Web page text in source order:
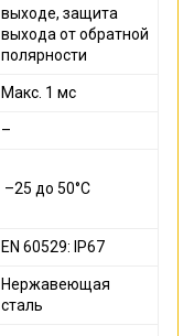
выходе, защита
выхода от обратной
полярности
Макс. 1 мс
–
–25 до 50°C
EN 60529: IP67
Нержавеющая
сталь